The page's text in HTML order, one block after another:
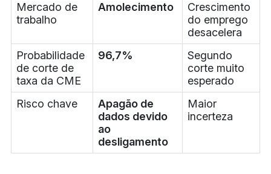
Mercado de
trabalho
Amolecimento
Crescimento
do emprego
desacelera
Probabilidade
de corte de
taxa da CME
96,7%
Segundo
corte muito
esperado
Risco chave
Apagão de
dados devido
ao
desligamento
Maior
incerteza